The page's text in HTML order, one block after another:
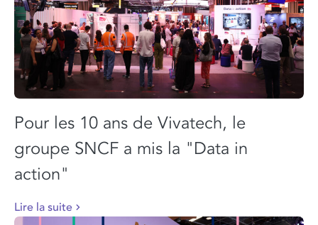
Pour les 10 ans de Vivatech, le
groupe SNCF a mis la "Data in
action"
Lire la suite